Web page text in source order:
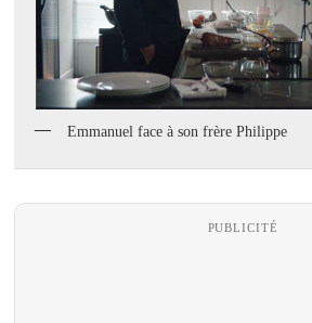
Emmanuel face à son frère Philippe
PUBLICITÉ